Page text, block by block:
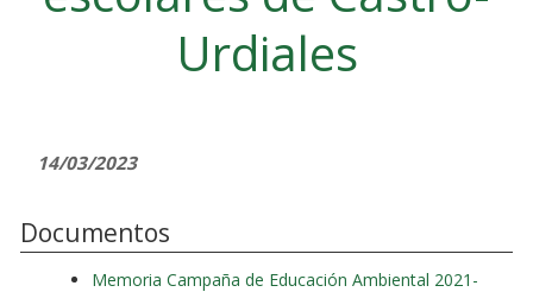
Urdiales
14/03/2023
Documentos
Memoria Campaña de Educación Ambiental 2021-